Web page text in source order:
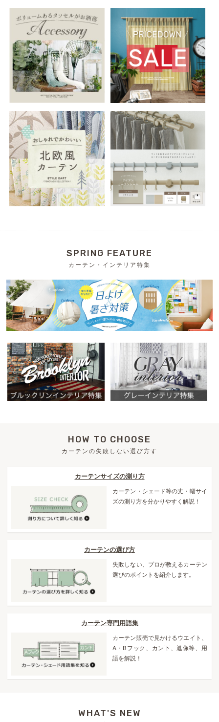
SPRING FEATURE
カーテン・インテリア特集
HOW TO CHOOSE
カーテンの失敗しない選び方す
カーテンサイズの測り方
カーテン・シェード等の丈・幅サイ
ズの測り方を分かりやすく解説！
カーテンの選び方
失敗しない、プロが教えるカーテン
選びのポイントを紹介します。
カーテン専門用語集
カーテン販売で見かけるウエイト、
A・Bフック、カン下、遮像等、用
語を解説！
WHAT'S NEW